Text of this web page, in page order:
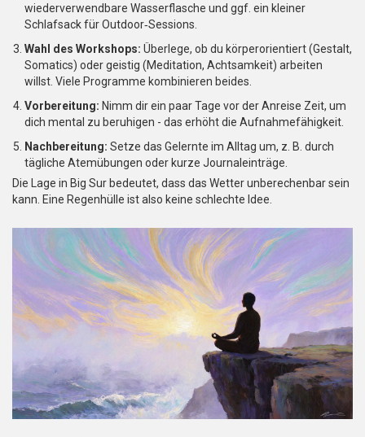
wiederverwendbare Wasserflasche und ggf. ein kleiner
Schlafsack für Outdoor‑Sessions.
Wahl des Workshops: Überlege, ob du körperorientiert (Gestalt,
Somatics) oder geistig (Meditation, Achtsamkeit) arbeiten
willst. Viele Programme kombinieren beides.
Vorbereitung: Nimm dir ein paar Tage vor der Anreise Zeit, um
dich mental zu beruhigen - das erhöht die Aufnahmefähigkeit.
Nachbereitung: Setze das Gelernte im Alltag um, z. B. durch
tägliche Atemübungen oder kurze Journaleinträge.
Die Lage in Big Sur bedeutet, dass das Wetter unberechenbar sein
kann. Eine Regenhülle ist also keine schlechte Idee.